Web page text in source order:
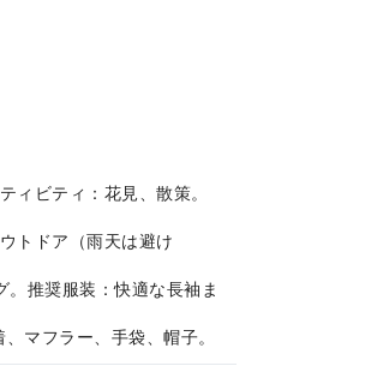
ィビティ：花見、散策。
トドア（雨天は避け
推奨服装：快適な長袖ま
マフラー、手袋、帽子。